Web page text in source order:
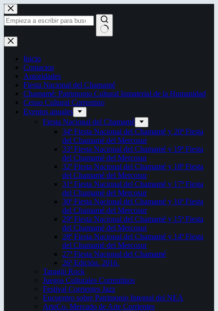
Saltar
al
contenido
Sin
resultados
Inicio
Contactos
Autoridades
Fiesta Nacional del Chamamé
Chamamé: Patrimonio Cultural Inmaterial de la Humanidad
Censo Cultural Correntino
Eventos anuales
Fiesta Nacional del Chamamé
34ª Fiesta Nacional del Chamamé y 20ª Fiesta
del Chamamé del Mercosur
33ª Fiesta Nacional del Chamamé y 19ª Fiesta
del Chamamé del Mercosur
32ª Fiesta Nacional del Chamamé y 18ª Fiesta
del Chamamé del Mercosur
31ª Fiesta Nacional del Chamamé y 17ª Fiesta
del Chamamé del Mercosur
30ª Fiesta Nacional del Chamamé y 16ª Fiesta
del Chamamé del Mercosur
29ª Fiesta Nacional del Chamamé y 15ª Fiesta
del Chamamé del Mercosur
28ª Fiesta Nacional del Chamamé y 14ª Fiesta
del Chamamé del Mercosur
27ª Fiesta Nacional del Chamamé
26ª Edición. 2016.
Taragüi Rock
Juegos Culturales Correntinos
Festival Corrientes Jazz
Encuentro sobre Patrimonio Integral del NEA
ArteCo. Mercado de Arte Corrientes